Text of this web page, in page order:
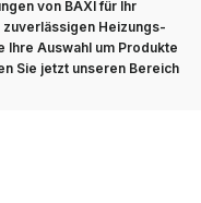
von BAXI für Ihr
Heizungs-
Ihre Auswahl um Produkte
Sie jetzt unseren Bereich